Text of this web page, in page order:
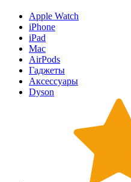
Apple Watch
iPhone
iPad
Mac
AirPods
Гаджеты
Аксессуары
Dyson